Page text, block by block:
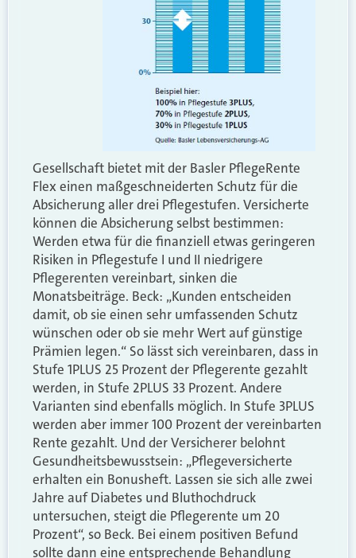
Gesellschaft bietet mit der Basler PflegeRente
Flex einen maßgeschneiderten Schutz für die
Absicherung aller drei Pflegestufen. Versicherte
können die Absicherung selbst bestimmen:
Werden etwa für die finanziell etwas geringeren
Risiken in Pflegestufe I und II niedrigere
Pflegerenten vereinbart, sinken die
Monatsbeiträge. Beck: „Kunden entscheiden
damit, ob sie einen sehr umfassenden Schutz
wünschen oder ob sie mehr Wert auf günstige
Prämien legen.“ So lässt sich vereinbaren, dass in
Stufe 1PLUS 25 Prozent der Pflegerente gezahlt
werden, in Stufe 2PLUS 33 Prozent. Andere
Varianten sind ebenfalls möglich. In Stufe 3PLUS
werden aber immer 100 Prozent der vereinbarten
Rente gezahlt. Und der Versicherer belohnt
Gesundheitsbewusstsein: „Pflegeversicherte
erhalten ein Bonusheft. Lassen sie sich alle zwei
Jahre auf Diabetes und Bluthochdruck
untersuchen, steigt die Pflegerente um 20
Prozent“, so Beck. Bei einem positiven Befund
sollte dann eine entsprechende Behandlung